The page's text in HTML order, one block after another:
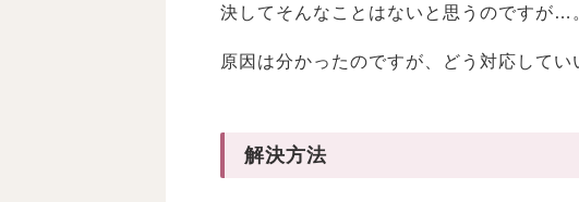
決してそんなことはないと思うのですが…
原因は分かったのですが、どう対応してい
解決方法